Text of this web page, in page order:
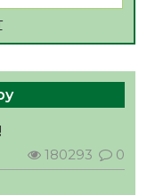
зерттеуі
20 0
180293
0